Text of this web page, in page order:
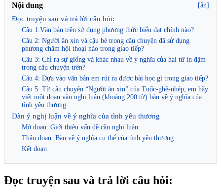
Nội dung [ẩn]
Đọc truyện sau và trả lời câu hỏi:
Câu 1:Văn bản trên sử dụng phương thức biểu đạt chính nào?
Câu 2: Người ăn xin và cậu bé trong câu chuyện đã sử dụng
phương châm hội thoại nào trong giao tiếp?
Câu 3: Chỉ ra sự giống và khác nhau về ý nghĩa của hai từ in đậm
trong câu chuyện trên?
Câu 4: Dựa vào văn bản em rút ra được bài học gì trong giao tiếp?
Câu 5: Từ câu chuyện “Người ăn xin” của Tuốc-ghê-nhép, em hãy
viết một đoạn văn nghị luận (khoảng 200 từ) bàn về ý nghĩa của
tình yêu thương.
Dàn ý nghị luận về ý nghĩa của tình yêu thương
Mở đoạn: Giới thiệu vấn đề cần nghị luận
Thân đoạn: Bàn về ý nghĩa cụ thể của tình yêu thương
Kết đoạn
Đọc truyện sau và trả lời câu hỏi: